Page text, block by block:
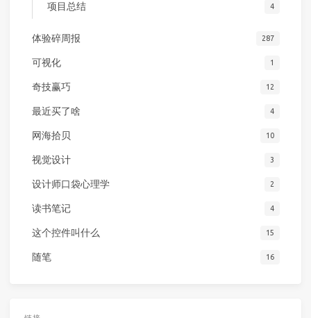
项目总结 4
体验碎周报 287
可视化 1
奇技赢巧 12
最近买了啥 4
网海拾贝 10
视觉设计 3
设计师口袋心理学 2
读书笔记 4
这个控件叫什么 15
随笔 16